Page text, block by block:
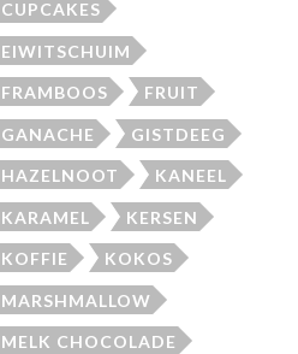
CUPCAKES
EIWITSCHUIM
FRAMBOOS FRUIT
GANACHE GISTDEEG
HAZELNOOT KANEEL
KARAMEL KERSEN
KOFFIE KOKOS
MARSHMALLOW
MELK CHOCOLADE